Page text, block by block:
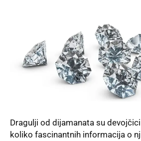
Dragulji od dijamanata su
koliko fascinantnih informacija o